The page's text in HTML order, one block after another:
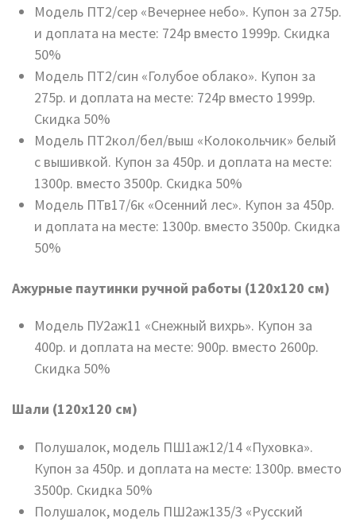
Модель ПТ2/сер «Вечернее небо». Купон за 275р.
и доплата на месте: 724р вместо 1999р. Скидка
50%
Модель ПТ2/син «Голубое облако». Купон за
275р. и доплата на месте: 724р вместо 1999р.
Скидка 50%
Модель ПТ2кол/бел/выш «Колокольчик» белый
с вышивкой. Купон за 450р. и доплата на месте:
1300р. вместо 3500р. Скидка 50%
Модель ПТв17/6к «Осенний лес». Купон за 450р.
и доплата на месте: 1300р. вместо 3500р. Скидка
50%
Ажурные паутинки ручной работы (120х120 см)
Модель ПУ2аж11 «Снежный вихрь». Купон за
400р. и доплата на месте: 900р. вместо 2600р.
Скидка 50%
Шали (120х120 см)
Полушалок, модель ПШ1аж12/14 «Пуховка».
Купон за 450р. и доплата на месте: 1300р. вместо
3500р. Скидка 50%
Полушалок, модель ПШ2аж135/3 «Русский